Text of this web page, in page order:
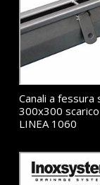
Canali a fessura
300x300
LINEA 1060